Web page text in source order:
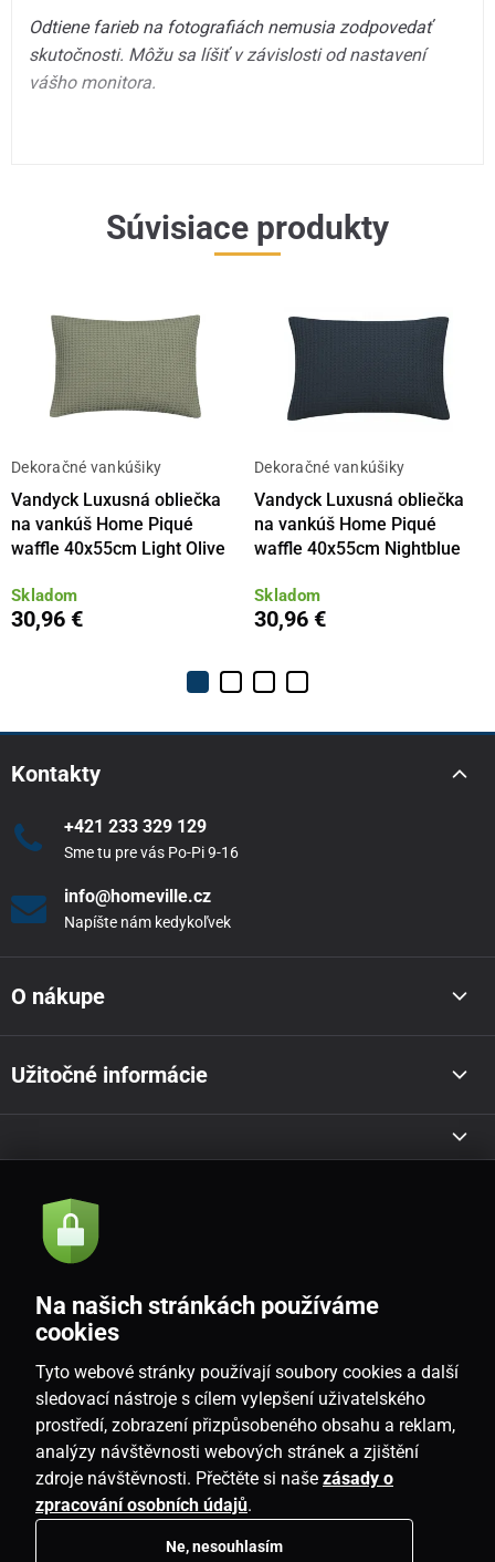
Odtiene farieb na fotografiách nemusia zodpovedať
skutočnosti. Môžu sa líšiť v závislosti od nastavení
vášho monitora.
Súvisiace produkty
Dekoračné vankúšiky
Vandyck Luxusná obliečka
na vankúš Home Piqué
waffle 40x55cm Light Olive
Skladom
30,96 €
Dekoračné vankúšiky
Vandyck Luxusná obliečka
na vankúš Home Piqué
waffle 40x55cm Nightblue
Skladom
30,96 €
Kontakty
+421 233 329 129
Sme tu pre vás Po-Pi 9-16
info@homeville.cz
Napíšte nám kedykoľvek
O nákupe
Užitočné informácie
Akcie a novinky e-mailom
Souhlasím sezásadami zpracování osobních údajů
SK
Na našich stránkách používáme
cookies
Tyto webové stránky používají soubory cookies a další
sledovací nástroje s cílem vylepšení uživatelského
prostředí, zobrazení přizpůsobeného obsahu a reklam,
analýzy návštěvnosti webových stránek a zjištění
zdroje návštěvnosti. Přečtěte si naše zásady o
zpracování osobních údajů.
Ne, nesouhlasím